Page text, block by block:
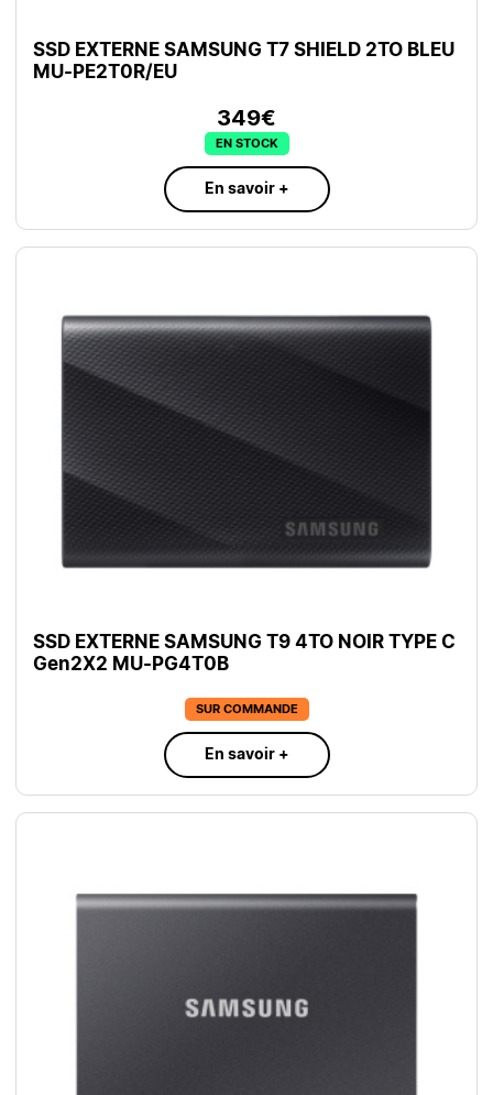
SSD EXTERNE SAMSUNG T7 SHIELD 2TO BLEU
MU-PE2T0R/EU
349€
EN STOCK
En savoir +
SSD EXTERNE SAMSUNG T9 4TO NOIR TYPE C
Gen2X2 MU-PG4T0B
SUR COMMANDE
En savoir +